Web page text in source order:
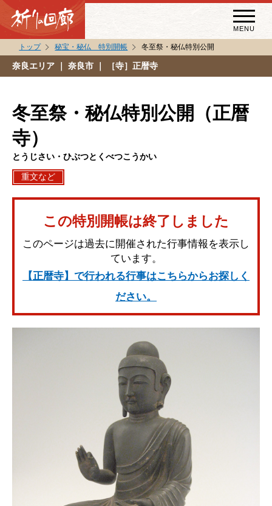
MENU
秘宝・秘仏特別開帳
祈りの回廊コラム
トップ 秘宝・秘仏 特別開帳 冬至祭・秘仏特別公開
奈良エリア ｜ 奈良市 ｜ ［寺］正暦寺
冬至祭・秘仏特別公開（正暦
寺）
とうじさい・ひぶつとくべつこうかい
重文など
この特別開帳は終了しました
このページは過去に開催された行事情報を表示し
ています。
【正暦寺】で行われる行事はこちらからお探しく
ださい。